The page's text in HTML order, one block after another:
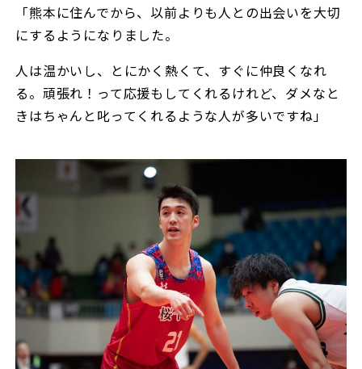
「熊本に住んでから、以前よりも人との出会いを大切
にするようになりました。
人は温かいし、とにかく熱くて、すぐに仲良くなれ
る。頑張れ！って応援もしてくれるけれど、ダメなと
きはちゃんと叱ってくれるような人が多いですね」